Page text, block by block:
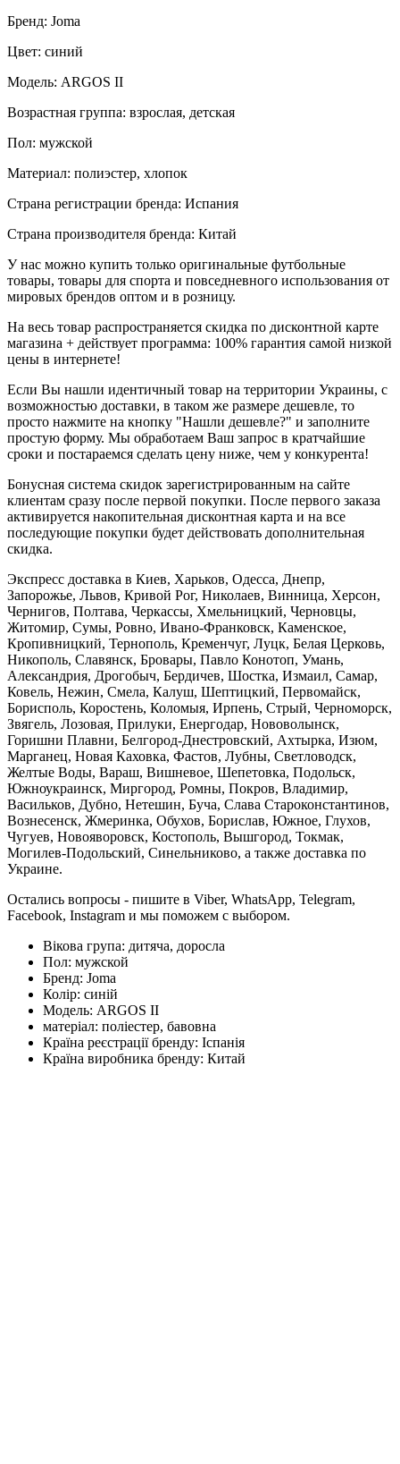
Бренд: Joma
Цвет: синий
Модель: ARGOS II
Возрастная группа: взрослая, детская
Пол: мужской
Материал: полиэстер, хлопок
Страна регистрации бренда: Испания
Страна производителя бренда: Китай
У нас можно купить только оригинальные футбольные
товары, товары для спорта и повседневного использования от
мировых брендов оптом и в розницу.
На весь товар распространяется скидка по дисконтной карте
магазина + действует программа: 100% гарантия самой низкой
цены в интернете!
Если Вы нашли идентичный товар на территории Украины, с
возможностью доставки, в таком же размере дешевле, то
просто нажмите на кнопку "Нашли дешевле?" и заполните
простую форму. Мы обработаем Ваш запрос в кратчайшие
сроки и постараемся сделать цену ниже, чем у конкурента!
Бонусная система скидок зарегистрированным на сайте
клиентам сразу после первой покупки. После первого заказа
активируется накопительная дисконтная карта и на все
последующие покупки будет действовать дополнительная
скидка.
Экспресс доставка в Киев, Харьков, Одесса, Днепр,
Запорожье, Львов, Кривой Рог, Николаев, Винница, Херсон,
Чернигов, Полтава, Черкассы, Хмельницкий, Черновцы,
Житомир, Сумы, Ровно, Ивано-Франковск, Каменское,
Кропивницкий, Тернополь, Кременчуг, Луцк, Белая Церковь,
Никополь, Славянск, Бровары, Павло Конотоп, Умань,
Александрия, Дрогобыч, Бердичев, Шостка, Измаил, Самар,
Ковель, Нежин, Смела, Калуш, Шептицкий, Первомайск,
Борисполь, Коростень, Коломыя, Ирпень, Стрый, Черноморск,
Звягель, Лозовая, Прилуки, Енергодар, Нововолынск,
Горишни Плавни, Белгород-Днестровский, Ахтырка, Изюм,
Марганец, Новая Каховка, Фастов, Лубны, Светловодск,
Желтые Воды, Вараш, Вишневое, Шепетовка, Подольск,
Южноукраинск, Миргород, Ромны, Покров, Владимир,
Васильков, Дубно, Нетешин, Буча, Слава Староконстантинов,
Вознесенск, Жмеринка, Обухов, Борислав, Южное, Глухов,
Чугуев, Новояворовск, Костополь, Вышгород, Токмак,
Могилев-Подольский, Синельниково, а также доставка по
Украине.
Остались вопросы - пишите в Viber, WhatsApp, Telegram,
Facebook, Instagram и мы поможем с выбором.
Вікова група: дитяча, доросла
Пол: мужской
Бренд: Joma
Колір: синій
Модель: ARGOS II
матеріал: поліестер, бавовна
Країна реєстрації бренду: Іспанія
Країна виробника бренду: Китай